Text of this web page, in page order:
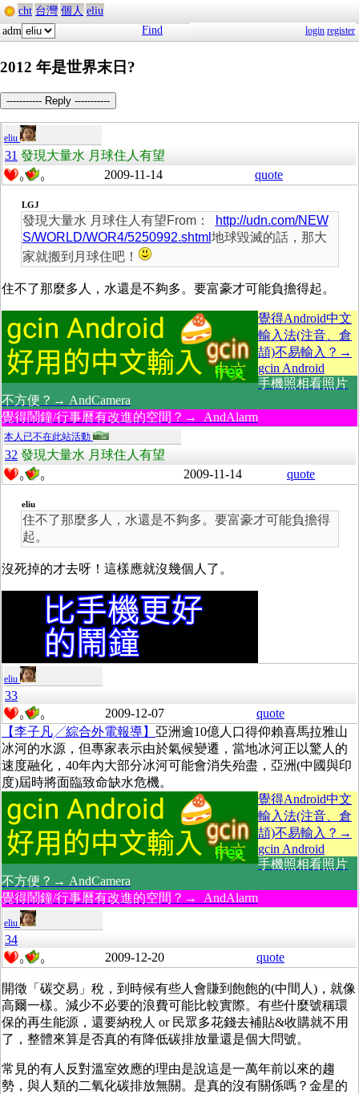
cht 台灣 個人 eliu
adm
Find login register
2012 年是世界末日?
----------- Reply -----------
eliu
31 發現大量水 月球住人有望
0 0 2009-11-14 quote
LGJ
發現大量水 月球住人有望From：
http://udn.com/NEW
S/WORLD/WOR4/5250992.shtml 地球毀滅的話，那大
家就搬到月球住吧！
住不了那麼多人，水還是不夠多。要富豪才可能負擔得起。
覺得Android中文
輸入法(注音、倉
頡)不易輸入？→
gcin Android
手機照相看照片
不方便？→ AndCamera
覺得鬧鐘/行事曆有改進的空間？→ AndAlarm
本人已不在此站活動
32 發現大量水 月球住人有望
0 0 2009-11-14 quote
eliu
住不了那麼多人，水還是不夠多。要富豪才可能負擔得
起。
沒死掉的才去呀！這樣應就沒幾個人了。
eliu
33
0 0 2009-12-07
quote
【李子凡╱綜合外電報導】 亞洲逾10億人口得仰賴喜馬拉雅山
冰河的水源，但專家表示由於氣候變遷，當地冰河正以驚人的
速度融化，40年內大部分冰河可能會消失殆盡，亞洲(中國與印
度)屆時將面臨致命缺水危機。
覺得Android中文
輸入法(注音、倉
頡)不易輸入？→
gcin Android
手機照相看照片
不方便？→ AndCamera
覺得鬧鐘/行事曆有改進的空間？→ AndAlarm
eliu
34
0 0 2009-12-20 quote
開徵「碳交易」稅，到時候有些人會賺到飽飽的(中間人)，就像
高爾一樣。減少不必要的浪費可能比較實際。有些什麼號稱環
保的再生能源，還要納稅人 or 民眾多花錢去補貼&收購就不用
了，整體來算是否真的有降低碳排放量還是個大問號。
常見的有人反對溫室效應的理由是說這是一萬年前以來的趨
勢，與人類的二氧化碳排放無關。是真的沒有關係嗎？金星的